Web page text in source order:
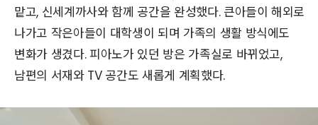
맡고, 신세계까사와 함께 공간을 완성했다. 큰아들이 해외로
나가고 작은아들이 대학생이 되며 가족의 생활 방식에도
변화가 생겼다. 피아노가 있던 방은 가족실로 바뀌었고,
남편의 서재와 TV 공간도 새롭게 계획했다.